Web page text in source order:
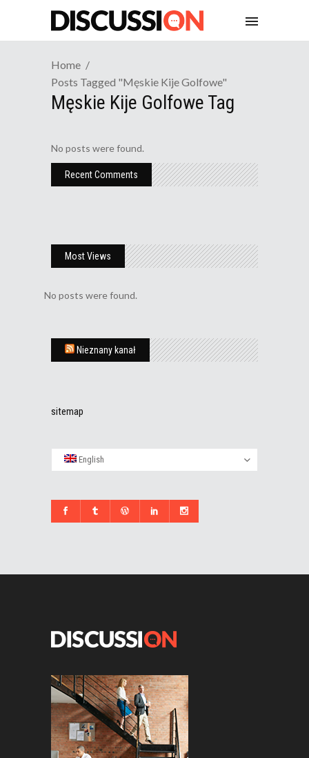
Home
Posts Tagged "męskie Kije Golfowe"
Męskie Kije Golfowe Tag
No posts were found.
Recent Comments
Most Views
No posts were found.
Nieznany kanał
sitemap
English